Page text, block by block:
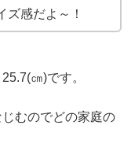
ズ感だよ～！
㎝)です。
むのでどの家庭の